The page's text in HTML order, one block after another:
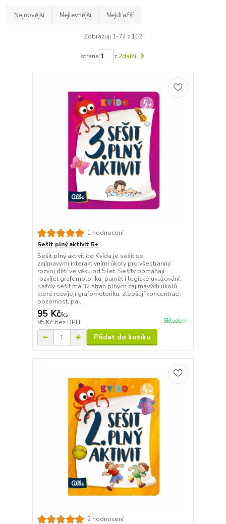
Nejnovější Nejlevnější Nejdražší
Zobrazuji 1-72 z 112
strana z 2další
1 hodnocení
Sešit plný aktivit 5+
Sešit plný aktivit od Kvída je sešit se
zajímavými interaktivními úkoly pro všestranný
rozvoj dětí ve věku od 5 let. Sešity pomáhají
rozvíjet grafomotoriku, paměť i logické uvažování.
Každý sešit má 32 stran plných zajímavých úkolů,
které rozvíjejí grafomotoriku, zlepšují koncentraci,
pozornost, pa...
95 Kč/ks
95 Kč bez DPH Skladem
Přidat do košíku
2 hodnocení